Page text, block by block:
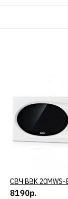
СВЧ BBK 20MWS-
8190р.